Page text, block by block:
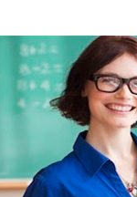
feitas para
SUGESTÕES DE
USO EM
sabe O aluno não
fase de
de auto-